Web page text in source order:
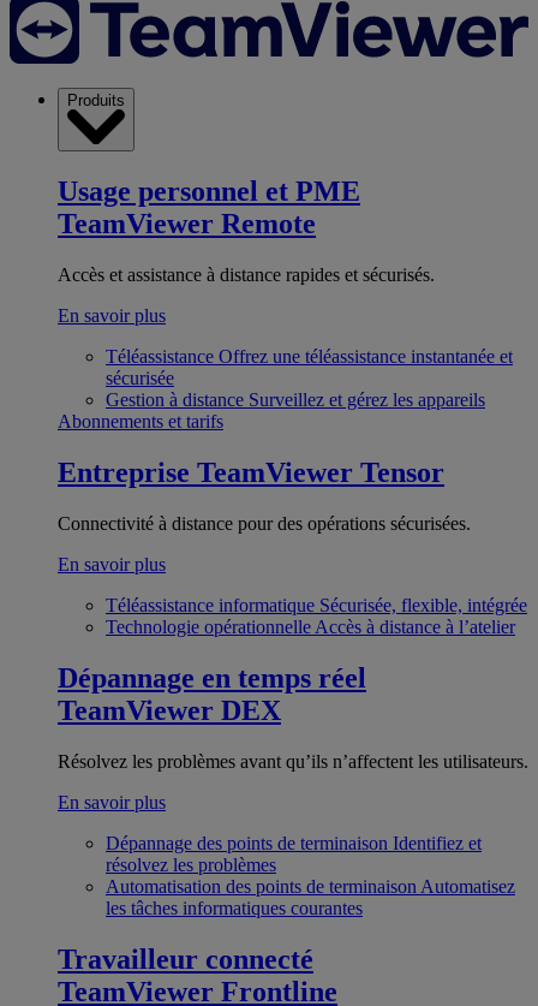
Produits
Usage personnel et PME
TeamViewer Remote
Accès et assistance à distance rapides et sécurisés.
En savoir plus
Téléassistance Offrez une téléassistance instantanée et
sécurisée
Gestion à distance Surveillez et gérez les appareils
Abonnements et tarifs
Entreprise TeamViewer Tensor
Connectivité à distance pour des opérations sécurisées.
En savoir plus
Téléassistance informatique Sécurisée, flexible, intégrée
Technologie opérationnelle Accès à distance à l’atelier
Dépannage en temps réel
TeamViewer DEX
Résolvez les problèmes avant qu’ils n’affectent les utilisateurs.
En savoir plus
Dépannage des points de terminaison Identifiez et
résolvez les problèmes
Automatisation des points de terminaison Automatisez
les tâches informatiques courantes
Travailleur connecté
TeamViewer Frontline